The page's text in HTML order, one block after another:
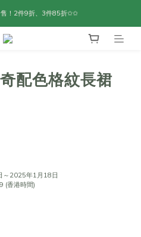
！2件9折、3件85折✩✩
配色格紋長裙
～2025年1月18日
(香港時間)